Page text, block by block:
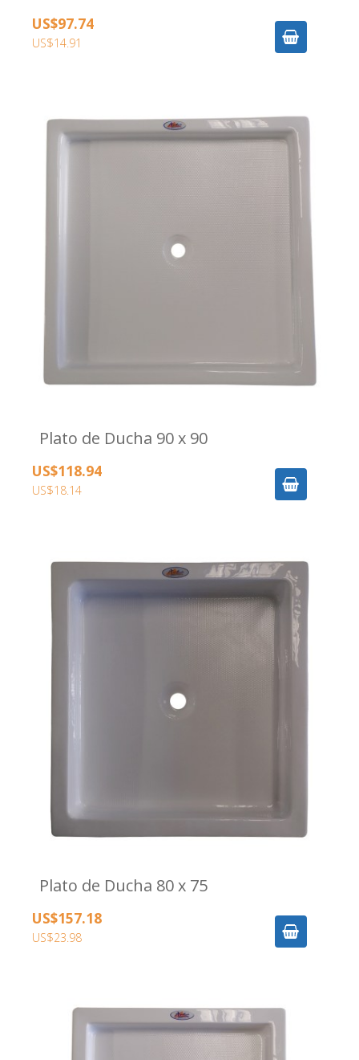
US$97.74
US$14.91
Plato de Ducha 90 x 90
US$118.94
US$18.14
Plato de Ducha 80 x 75
US$157.18
US$23.98